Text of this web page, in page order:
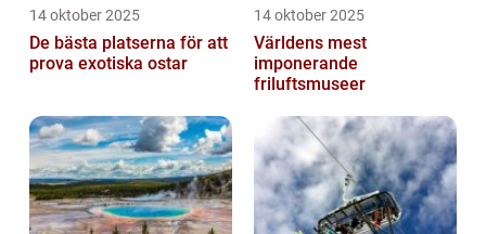
14 oktober 2025
De bästa platserna för att
prova exotiska ostar
14 oktober 2025
Världens mest
imponerande
friluftsmuseer